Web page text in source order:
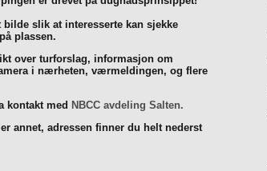
slik at interesserte kan sjekke
plassen.
over turforslag, informasjon om
i nærheten, værmeldingen, og flere
kontakt med NBCC avdeling Salten.
annet, adressen finner du helt nederst